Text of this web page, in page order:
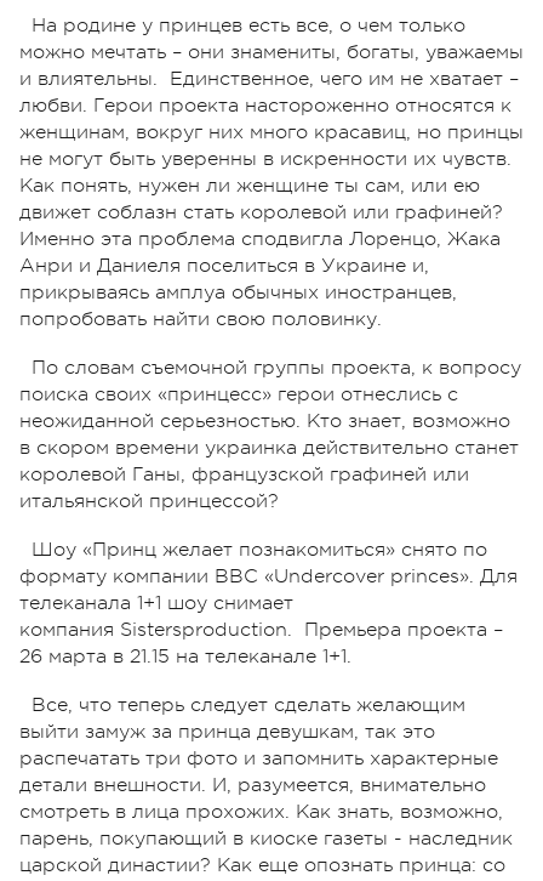
На родине у принцев есть все, о чем только
можно мечтать – они знамениты, богаты, уважаемы
и влиятельны. Единственное, чего им не хватает –
любви. Герои проекта настороженно относятся к
женщинам, вокруг них много красавиц, но принцы
не могут быть уверенны в искренности их чувств.
Как понять, нужен ли женщине ты сам, или ею
движет соблазн стать королевой или графиней?
Именно эта проблема сподвигла Лоренцо, Жака
Анри и Даниеля поселиться в Украине и,
прикрываясь амплуа обычных иностранцев,
попробовать найти свою половинку.
По словам съемочной группы проекта, к вопросу
поиска своих «принцесс» герои отнеслись с
неожиданной серьезностью. Кто знает, возможно
в скором времени украинка действительно станет
королевой Ганы, французской графиней или
итальянской принцессой?
Шоу «Принц желает познакомиться» снято по
формату компании ВВС «Undercover princes». Для
телеканала 1+1 шоу снимает
компания Sistersproduction. Премьера проекта –
26 марта в 21.15 на телеканале 1+1.
Все, что теперь следует сделать желающим
выйти замуж за принца девушкам, так это
распечатать три фото и запомнить характерные
детали внешности. И, разумеется, внимательно
смотреть в лица прохожих. Как знать, возможно,
парень, покупающий в киоске газеты - наследник
царской династии? Как еще опознать принца: со